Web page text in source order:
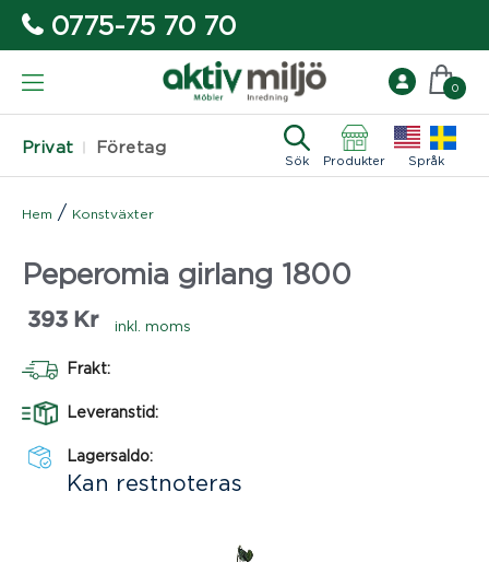
0775-75 70 70
Privat Företag
Sök Produkter Språk
0
Hem / Konstväxter
Peperomia girlang 1800
393 Kr inkl. moms
Frakt:
Leveranstid:
Lagersaldo:
Kan restnoteras